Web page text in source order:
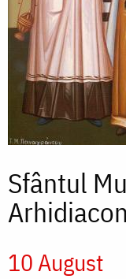
Sfântul
10 August